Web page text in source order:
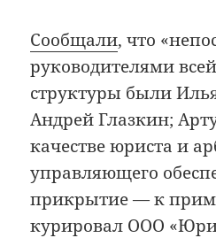
Сообщали, что
руководителями
структуры были
Андрей Глазкин;
качестве юриста и
управляющего
прикрытие — к
курировал ООО